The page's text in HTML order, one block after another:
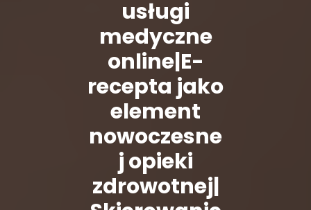
usługi
medyczne
online|E-
recepta jako
element
nowoczesne
j opieki
zdrowotnej|